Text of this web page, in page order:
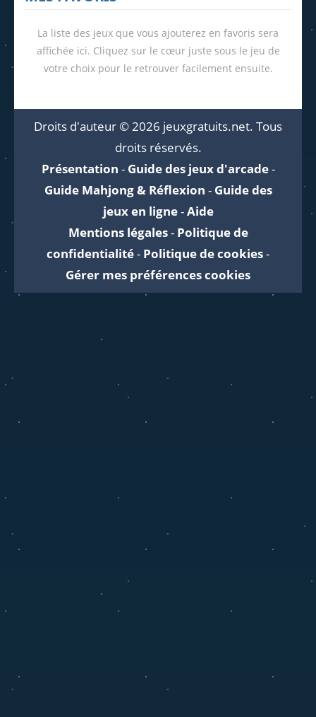
La liste des jeux que vous ajouterez en favoris sera
affichée ici. Cliquez sur le cœur juste sous le jeu de
votre choix pour le retrouver facilement ensuite.
Droits d'auteur © 2026 jeuxgratuits.net. Tous
droits réservés.
Présentation - Guide des jeux d'arcade-
Guide Mahjong & Réflexion - Guide des
jeux en ligne-Aide
Mentions légales- Politique de
confidentialité- Politique de cookies-
Gérer mes préférences cookies